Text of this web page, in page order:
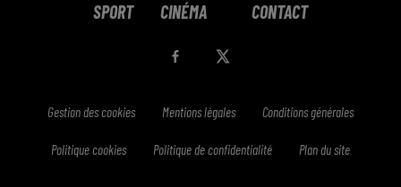
SPORT CINÉMA CONTACT
Gestion des cookies Mentions légales Conditions générales
Politique cookies Politique de confidentialité Plan du site